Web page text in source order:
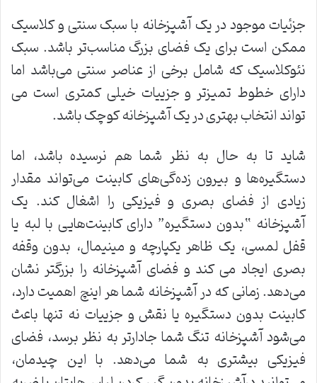
جزئیات موجود در یک آشپزخانه با سبک سنتی و کلاسیک
ممکن است برای یک فضای بزرگ مناسب‌تر باشد. سبک
نئوکلاسیک که شامل برخی از عناصر سنتی می‌باشد اما
دارای خطوط تمیزتر و جزییات خیلی کمتری است می
تواند انتخاب بهتری در یک آشپزخانه کوچک باشد.
شاید تا به حال به نظر شما هم نرسیده باشد، اما
دستگیره‌ها و بیرون زده‌گی‌های کابینت می‌تواند مقدار
زیادی از فضای بصری و فیزیکی را اشغال کند. یک
آشپزخانه “بدون دستگیره” دارای کابینت‌هایی با لبه یا
قفل لمسی، یک ظاهر یکپارچه و مینیمال، بدون وقفه
بصری ایجاد می کند و فضای آشپزخانه را بزرگتر نشان
می‌دهد. زمانی که در آشپزخانه شما هر اینچ اهمیت دارد،
کابینت بدون دستگیره یا نقش و جزییات نه تنها باعث
می‌شود آشپزخانه تنگ شما جادارتر به نظر برسد، فضای
فیزیکی بیشتری به شما می‌دهد. با این چیدمان،